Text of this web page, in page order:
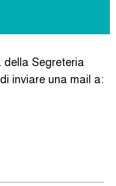
della Segreteria
inviare una mail a: